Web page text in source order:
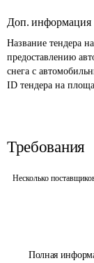
Полная
Доп. информация
Название тендера
предоставлению
снега с
ID тендера на
Требования
Несколько